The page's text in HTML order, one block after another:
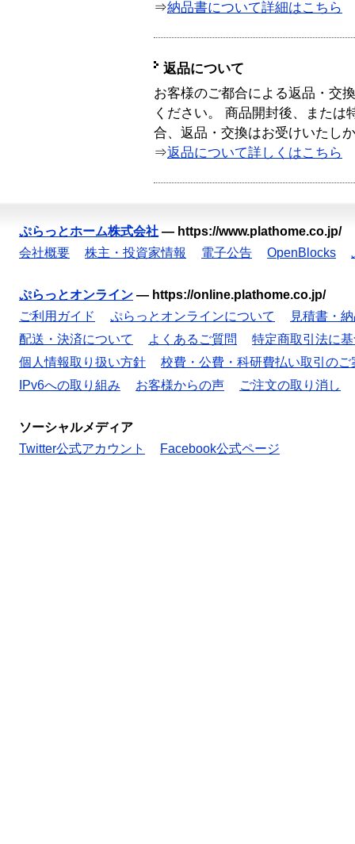
⇒納品書について詳細はこちら
返品について
お客様のご都合による返品・交
ください。 商品開封後、または
合、返品・交換はお受けいたし
⇒返品について詳しくはこちら
ぷらっとホーム株式会社 — https://www.plathome.co.jp/
会社概要
株主・投資家情報 電子公告 OpenBlocks
ぷらっとオンライン — https://online.plathome.co.jp/
ご利用ガイド
ぷらっとオンラインについて
見積書・
配送・決済について
よくあるご質問
特定商取引法に
個人情報取り扱い方針
校費・公費・科研費払い取引のご
IPv6への取り組み
お客様からの声 ご注文の取り消し
ソーシャルメディア
Twitter公式アカウント
Facebook公式ページ